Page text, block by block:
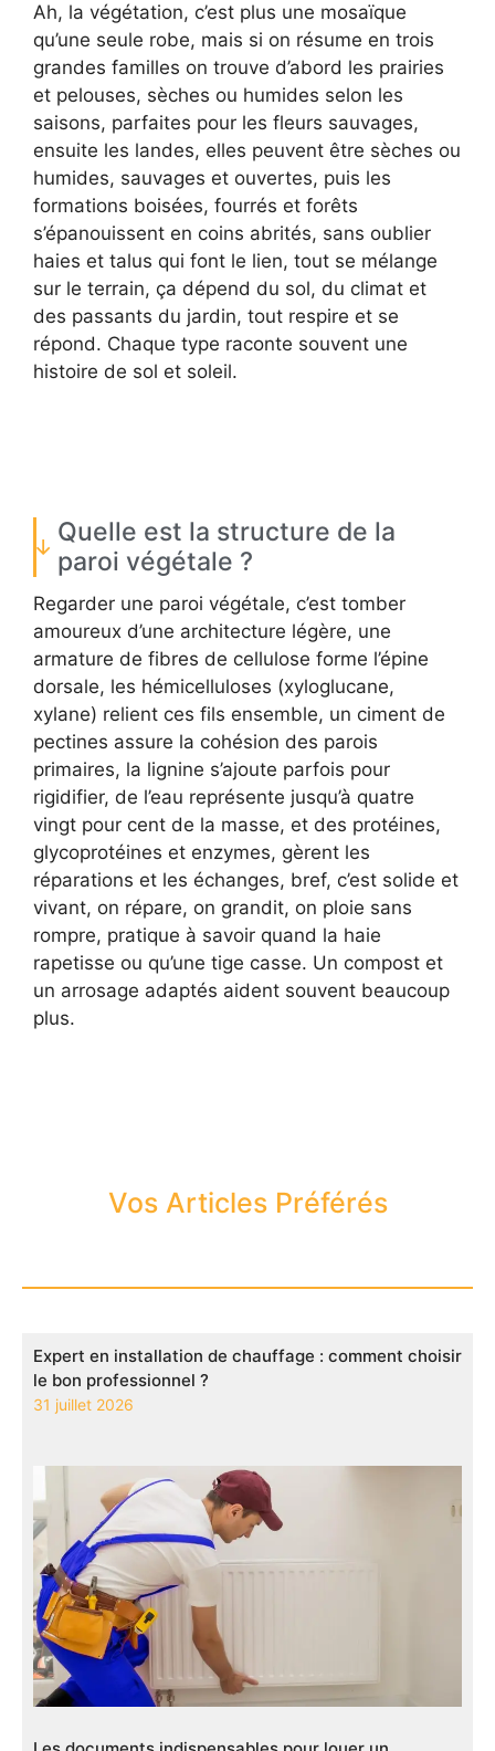
Ah, la végétation, c’est plus une mosaïque
qu’une seule robe, mais si on résume en trois
grandes familles on trouve d’abord les prairies
et pelouses, sèches ou humides selon les
saisons, parfaites pour les fleurs sauvages,
ensuite les landes, elles peuvent être sèches ou
humides, sauvages et ouvertes, puis les
formations boisées, fourrés et forêts
s’épanouissent en coins abrités, sans oublier
haies et talus qui font le lien, tout se mélange
sur le terrain, ça dépend du sol, du climat et
des passants du jardin, tout respire et se
répond. Chaque type raconte souvent une
histoire de sol et soleil.
Quelle est la structure de la
paroi végétale ?
Regarder une paroi végétale, c’est tomber
amoureux d’une architecture légère, une
armature de fibres de cellulose forme l’épine
dorsale, les hémicelluloses (xyloglucane,
xylane) relient ces fils ensemble, un ciment de
pectines assure la cohésion des parois
primaires, la lignine s’ajoute parfois pour
rigidifier, de l’eau représente jusqu’à quatre
vingt pour cent de la masse, et des protéines,
glycoprotéines et enzymes, gèrent les
réparations et les échanges, bref, c’est solide et
vivant, on répare, on grandit, on ploie sans
rompre, pratique à savoir quand la haie
rapetisse ou qu’une tige casse. Un compost et
un arrosage adaptés aident souvent beaucoup
plus.
Vos Articles Préférés
Expert en installation de chauffage : comment choisir
le bon professionnel ?
31 juillet 2026